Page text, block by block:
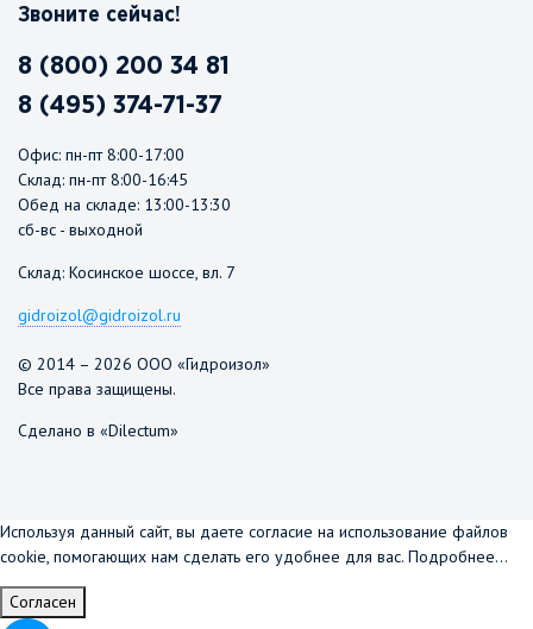
Звоните сейчас!
8 (800) 200 34 81
8 (495) 374-71-37
Офис: пн-пт 8:00-17:00
Склад: пн-пт 8:00-16:45
Обед на складе: 13:00-13:30
сб-вс - выходной
Склад: Косинское шоссе, вл. 7
gidroizol@gidroizol.ru
© 2014 – 2026 ООО «Гидроизол»
Все права защищены.
Сделано в «Dilectum»
Используя данный сайт, вы даете согласие на использование файлов
cookie, помогающих нам сделать его удобнее для вас. Подробнее...
Согласен